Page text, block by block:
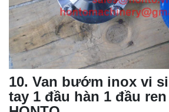
10. Van bướm inox vi
tay 1 đầu hàn 1 đầu ren